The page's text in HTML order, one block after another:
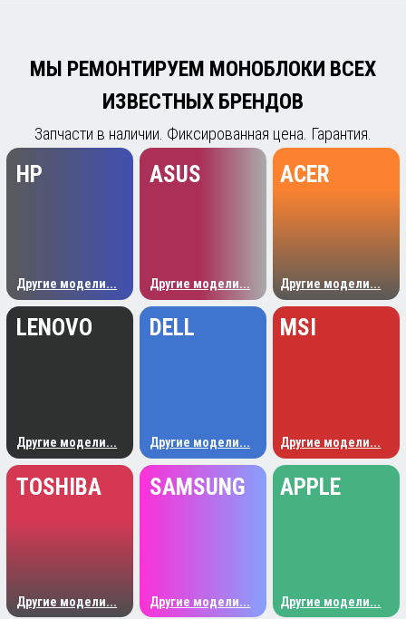
ПОКАЗАТЬ ВСЕ
Сильно греется
Искажение изображения
Нет изображения
Другая проблема
БЕСПЛАТНАЯ КОНСУЛЬТАЦИЯ
ЗА 1 МИНУТУ!